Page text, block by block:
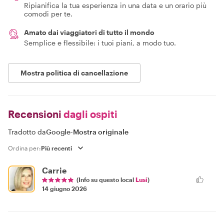
Ripianifica la tua esperienza in una data e un orario più
comodi per te.
Amato dai viaggiatori di tutto il mondo
Semplice e flessibile: i tuoi piani, a modo tuo.
Mostra politica di cancellazione
Recensioni dagli ospiti
Tradotto daGoogle-Mostra originale
Ordina per:
Carrie
(Info su questo local Lusi)
14 giugno 2026